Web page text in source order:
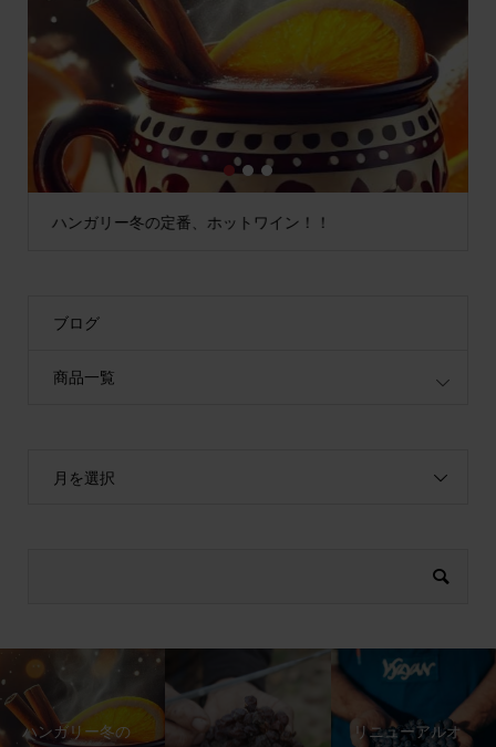
ハンガリー冬の定番、ホットワイン！！
1 2 3
ブログ
商品一覧
月を選択
ハンガリー冬の
リニューアルオ